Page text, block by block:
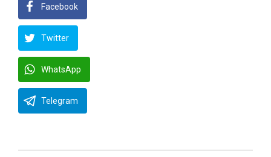
Facebook
Twitter
WhatsApp
Telegram